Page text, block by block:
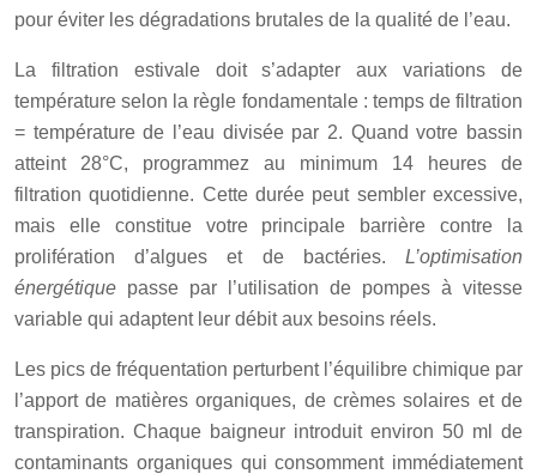
pour éviter les dégradations brutales de la qualité de l’eau.
La filtration estivale doit s’adapter aux variations de
température selon la règle fondamentale : temps de filtration
= température de l’eau divisée par 2. Quand votre bassin
atteint 28°C, programmez au minimum 14 heures de
filtration quotidienne. Cette durée peut sembler excessive,
mais elle constitue votre principale barrière contre la
prolifération d’algues et de bactéries. L’optimisation
énergétique passe par l’utilisation de pompes à vitesse
variable qui adaptent leur débit aux besoins réels.
Les pics de fréquentation perturbent l’équilibre chimique par
l’apport de matières organiques, de crèmes solaires et de
transpiration. Chaque baigneur introduit environ 50 ml de
contaminants organiques qui consomment immédiatement